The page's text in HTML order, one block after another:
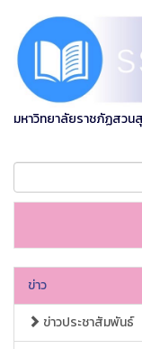
มหาวิทยาลัยราชภัฏสวน
ข่าว
ข่าวประชาสัมพันธ์